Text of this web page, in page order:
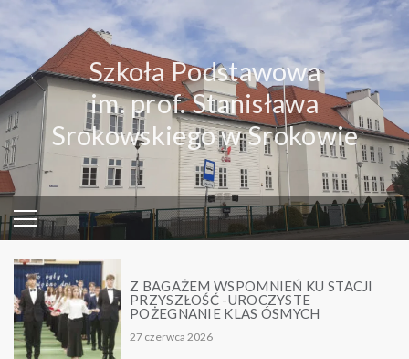
content
Szkoła Podstawowa
im. prof. Stanisława
Srokowskiego w Srokowie
Z BAGAŻEM WSPOMNIEŃ KU STACJI
PRZYSZŁOŚĆ -UROCZYSTE
POŻEGNANIE KLAS ÓSMYCH
27 czerwca 2026